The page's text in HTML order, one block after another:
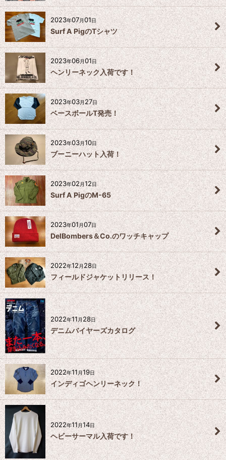
2023年07月01日
Surf A PigのTシャツ
2023年06月01日
ヘンリーネック入荷です！
2023年03月27日
ベースボールT発売！
2023年03月10日
ブーニーハット入荷！
2023年02月12日
Surf A PigのM-65
2023年01月07日
DelBombers＆Co.のワッチキャップ
2022年12月 28日
フィールドジャケットリリース！
2022年11月28日
デニムバイヤーズカタログ
2022年11月19日
インディゴヘンリーネック！
2022年11月14日
ヘビーサーマル入荷です！